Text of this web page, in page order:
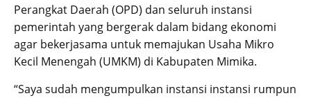
Perangkat Daerah (OPD) dan seluruh instansi
pemerintah yang bergerak dalam bidang ekonomi
agar bekerjasama untuk memajukan Usaha Mikro
Kecil Menengah (UMKM) di Kabupaten Mimika.
“Saya sudah mengumpulkan instansi instansi rumpun